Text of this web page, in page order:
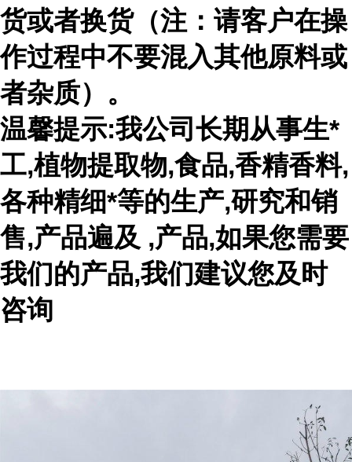
货或者换货（注：请客户在操
作过程中不要混入其他原料或
者杂质）。
温馨提示:我公司长期从事生*
工,植物提取物,食品,香精香料,
各种精细*等的生产,研究和销
售,产品遍及 ,产品,如果您需要
我们的产品,我们建议您及时
咨询